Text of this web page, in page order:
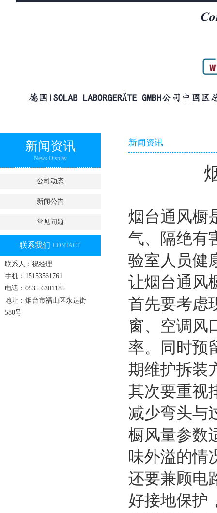
新闻资讯
News Display
公司动态
新闻公告
常见问题
联系我们 CONTACT
联系人：祝经理
手机：15153561761
电话：0535-6301185
地址：烟台市福山区永达街
580号
新闻资讯
烟台通风橱
气、隔绝有
验室人员健
让烟台通风
首先要考虑
窗、空调风
率。同时预
期维护拆装
其次要重视
减少弯头与
橱风量参数
味外溢的情
还要兼顾电
好接地保护